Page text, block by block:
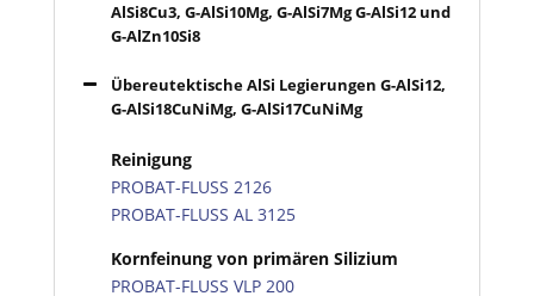
AlSi8Cu3, G-AlSi10Mg, G-AlSi7Mg G-AlSi12 und
G-AlZn10Si8
Übereutektische AlSi Legierungen G-AlSi12,
G-AlSi18CuNiMg, G-AlSi17CuNiMg
Reinigung
PROBAT-FLUSS 2126
PROBAT-FLUSS AL 3125
Kornfeinung von primären Silizium
PROBAT-FLUSS VLP 200